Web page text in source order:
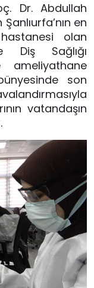
Dr. Abdullah
en
olan
Diş Sağlığı
ameliyathane
son
vatandaşın